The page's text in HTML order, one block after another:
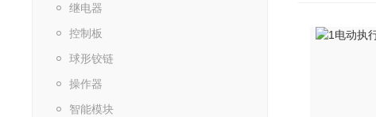
继电器
控制板
球形铰链
操作器
智能模块